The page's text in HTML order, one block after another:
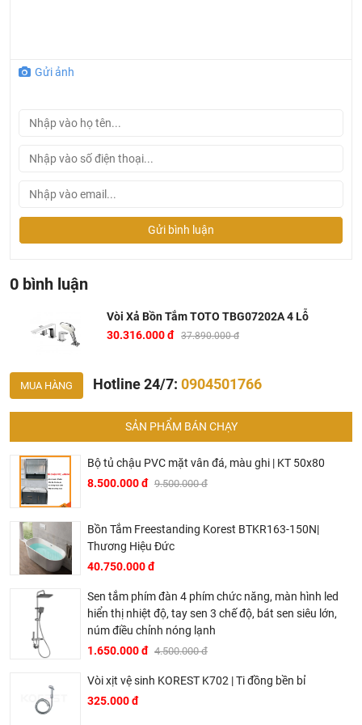
Bản vẽ vòi xả tắm TOTO TBG07202A
Tại Khali Nguyễn, chúng tôi cam kết:
Cam kết 100% sản phẩm chính hãng, nếu phát hiện ra
Gửi ảnh
Gửi bình luận
0 bình luận
Vòi Xả Bồn Tắm TOTO TBG07202A 4 Lỗ
30.316.000 đ 37.890.000 đ
MUA HÀNG Hotline 24/7: 0904501766
SẢN PHẨM BÁN CHẠY
Bộ tủ chậu PVC mặt vân đá, màu ghi | KT 50x80
8.500.000 đ 9.500.000 đ
Bồn Tắm Freestanding Korest BTKR163-150N|
Thương Hiệu Đức
40.750.000 đ
Sen tắm phím đàn 4 phím chức năng, màn hình led
hiển thị nhiệt độ, tay sen 3 chế độ, bát sen siêu lớn,
núm điều chỉnh nóng lạnh
1.650.000 đ 4.500.000 đ
Vòi xịt vệ sinh KOREST K702 | Ti đồng bền bỉ
325.000 đ